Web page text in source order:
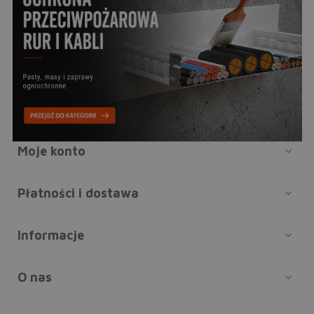
Moje konto
Płatności i dostawa
Informacje
O nas